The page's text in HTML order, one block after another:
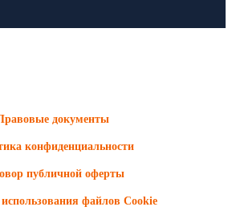
документы
конфиденциальности
публичной оферты
файлов Cookie